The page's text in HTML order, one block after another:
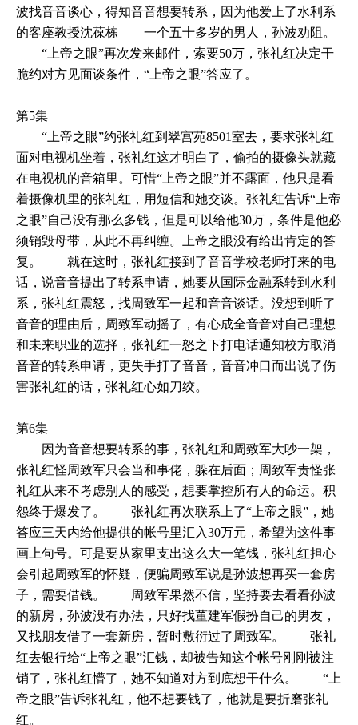
波找音音谈心，得知音音想要转系，因为他爱上了水利系
的客座教授沈葆栋——一个五十多岁的男人，孙波劝阻。
“上帝之眼”再次发来邮件，索要50万，张礼红决定干
脆约对方见面谈条件，“上帝之眼”答应了。
第5集
“上帝之眼”约张礼红到翠宫苑8501室去，要求张礼红
面对电视机坐着，张礼红这才明白了，偷拍的摄像头就藏
在电视机的音箱里。可惜“上帝之眼”并不露面，他只是看
着摄像机里的张礼红，用短信和她交谈。张礼红告诉“上帝
之眼”自己没有那么多钱，但是可以给他30万，条件是他必
须销毁母带，从此不再纠缠。上帝之眼没有给出肯定的答
复。 就在这时，张礼红接到了音音学校老师打来的电
话，说音音提出了转系申请，她要从国际金融系转到水利
系，张礼红震怒，找周致军一起和音音谈话。没想到听了
音音的理由后，周致军动摇了，有心成全音音对自己理想
和未来职业的选择，张礼红一怒之下打电话通知校方取消
音音的转系申请，更失手打了音音，音音冲口而出说了伤
害张礼红的话，张礼红心如刀绞。
第6集
因为音音想要转系的事，张礼红和周致军大吵一架，
张礼红怪周致军只会当和事佬，躲在后面；周致军责怪张
礼红从来不考虑别人的感受，想要掌控所有人的命运。积
怨终于爆发了。 张礼红再次联系上了“上帝之眼”，她
答应三天内给他提供的帐号里汇入30万元，希望为这件事
画上句号。可是要从家里支出这么大一笔钱，张礼红担心
会引起周致军的怀疑，便骗周致军说是孙波想再买一套房
子，需要借钱。 周致军果然不信，坚持要去看看孙波
的新房，孙波没有办法，只好找董建军假扮自己的男友，
又找朋友借了一套新房，暂时敷衍过了周致军。 张礼
红去银行给“上帝之眼”汇钱，却被告知这个帐号刚刚被注
销了，张礼红懵了，她不知道对方到底想干什么。 “上
帝之眼”告诉张礼红，他不想要钱了，他就是要折磨张礼
红。